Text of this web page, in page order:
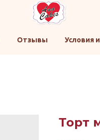
Отзывы Условия
Торт